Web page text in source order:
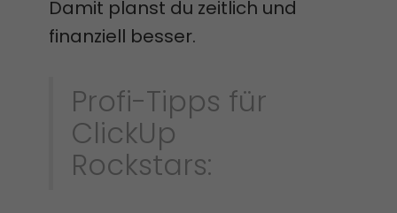
Damit planst du zeitlich und
finanziell besser.
Profi-Tipps für
ClickUp
Rockstars: